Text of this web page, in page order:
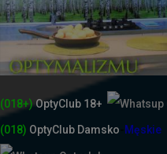
(018+)OptyClub 18+
(018) OptyClub Damsko Męskie